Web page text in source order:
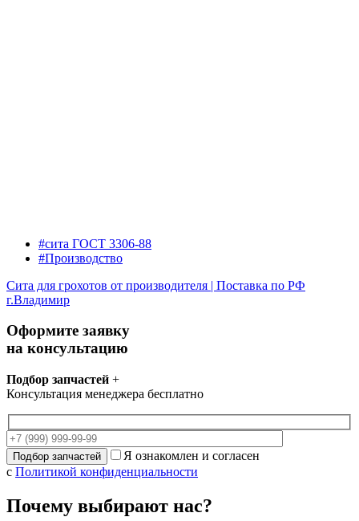
#сита ГОСТ 3306-88
#Производство
Сита для грохотов от производителя | Поставка по РФ
г.Владимир
Оформите заявку
на консультацию
Подбор запчастей +
Консультация менеджера бесплатно
Я ознакомлен и согласен
с Политикой конфиденциальности
Почему выбирают нас?